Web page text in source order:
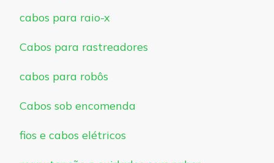
cabos para raio-x
Cabos para rastreadores
cabos para robôs
Cabos sob encomenda
fios e cabos elétricos